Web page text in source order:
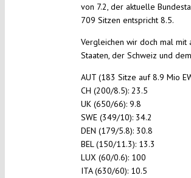
von 7.2, der aktuelle
709 Sitzen entspricht 8.5.
Vergleichen wir doch mal mit
Staaten, der Schweiz und dem
AUT (183 Sitze auf 8.9 Mio
CH (200/8.5): 23.5
UK (650/66): 9.8
SWE (349/10): 34.2
DEN (179/5.8): 30.8
BEL (150/11.3): 13.3
LUX (60/0.6): 100
ITA (630/60): 10.5